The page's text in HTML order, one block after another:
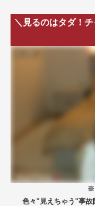
＼見るのはタダ！
色々"見えちゃう"事故